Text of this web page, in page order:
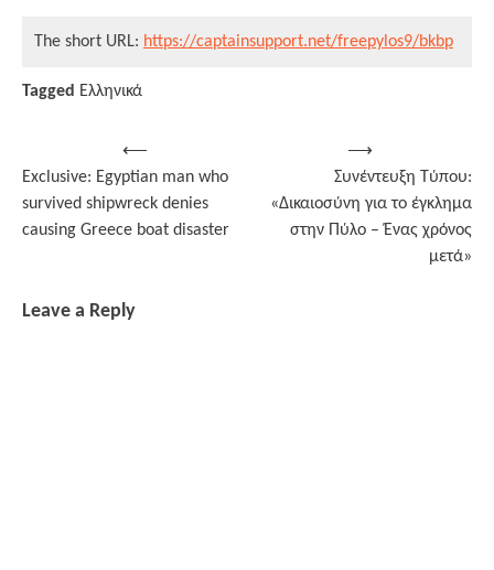
The short URL: https://captainsupport.net/freepylos9/bkbp
Tagged Ελληνικά
navigation
⟵
Exclusive: Egyptian man who
survived shipwreck denies
causing Greece boat disaster
Συνέντευξη Τύπου:
«Δικαιοσύνη για το έγκλημα
στην Πύλο – Ένας χρόνος
μετά»
⟶
Leave a Reply